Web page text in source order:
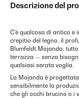
Descrizione del
C'è qualcosa di antico e
crepitio del legno, il
Blumfeldt Mojanda,
terrazza — senza
qualsiasi serata voglia.
La Mojanda è
sensibilmente la
che gli occhi brucino o i